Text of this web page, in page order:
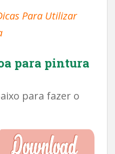
Para Utilizar
para pintura
para fazer o